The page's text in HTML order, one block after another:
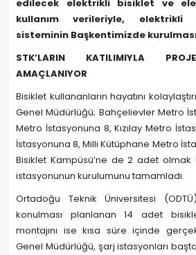
edilecek elektrikli bisiklet ve
kullanım verileriyle, elektrikli
sisteminin Başkentimizde
STK’LARIN KATILIMIYLA
AMAÇLANIYOR
Bisiklet kullananların hayatını
Genel Müdürlüğü; Bahçelievler Metro
Metro İstasyonuna 8, Kızılay Metro
İstasyonuna 8, Milli Kütüphane Metro
Bisiklet Kampüsü’ne de 2 adet
istasyonunun kurulumunu tamamladı.
Ortadoğu Teknik Üniversitesi
konulması planlanan 14 adet
montajını ise kısa süre içinde
Genel Müdürlüğü, şarj istasyonları